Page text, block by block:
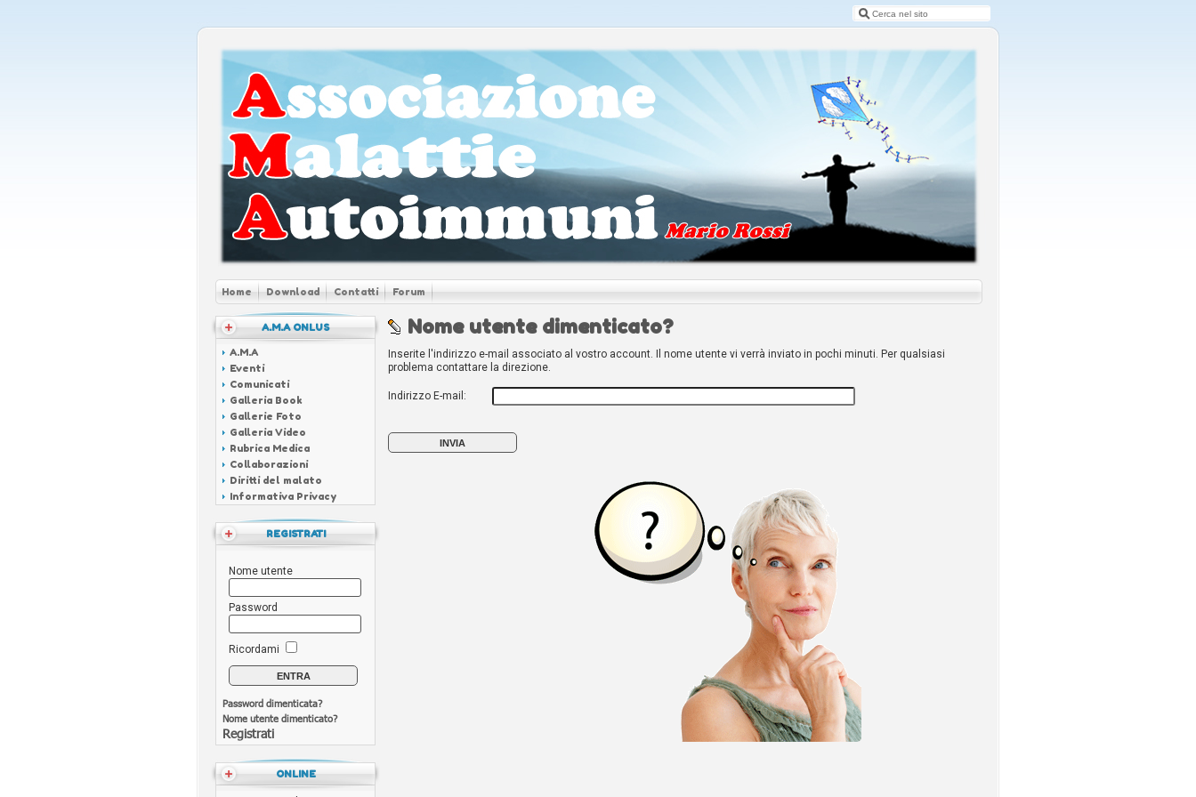
Home Download Contatti Forum
A.M.A ONLUS
A.M.A
Eventi
Comunicati
Galleria Book
Gallerie Foto
Galleria Video
Rubrica Medica
Collaborazioni
Diritti del malato
Informativa Privacy
REGISTRATI
Nome utente
Password
Ricordami
Password dimenticata?
Nome utente dimenticato?
Registrati
ONLINE
Nome utente dimenticato?
Inserite l'indirizzo e-mail associato al vostro account. Il nome utente vi verrà inviato in pochi minuti. Per qualsiasi
problema contattare la direzione.
Indirizzo E-mail:
INVIA